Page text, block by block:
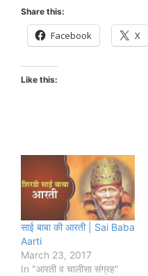
Share this:
Facebook X
Like this:
साई बाबा की आरती | Sai Baba
Aarti
March 23, 2017
In "आरती व चालीसा संग्रह"